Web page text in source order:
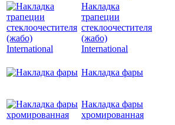
Накладка
трапеции
стеклоочестителя
(жабо)
International
Накладка фары
Накладка фары
хромированная